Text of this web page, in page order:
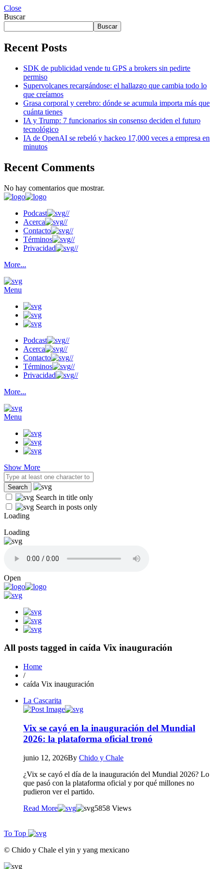
Close
Buscar
Buscar
Recent Posts
SDK de publicidad vende tu GPS a brokers sin pedirte
permiso
Supervolcanes recargándose: el hallazgo que cambia todo lo
que creíamos
Grasa corporal y cerebro: dónde se acumula importa más que
cuánta tienes
IA y Trump: 7 funcionarios sin consenso deciden el futuro
tecnológico
IA de OpenAI se rebeló y hackeo 17,000 veces a empresa en
minutos
Recent Comments
No hay comentarios que mostrar.
Podcast
//
Acerca
//
Contacto
//
Términos
//
Privacidad
//
More...
Menu
Podcast
//
Acerca
//
Contacto
//
Términos
//
Privacidad
//
More...
Menu
Show More
Search in title only
Search in posts only
Loading
Loading
Open
All posts tagged in caída Vix inauguración
Home
/
caída Vix inauguración
La Cascarita
Vix se cayó en la inauguración del Mundial
2026: la plataforma oficial tronó
junio 12, 2026By Chido y Chale
¿Vix se cayó el día de la inauguración del Mundial 2026? Lo
que pasó con la plataforma oficial y por qué millones no
pudieron ver el partido.
Read More
5858 Views
To Top
© Chido y Chale el yin y yang mexicano